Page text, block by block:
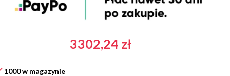
3302,24 zł
1000 w magazynie